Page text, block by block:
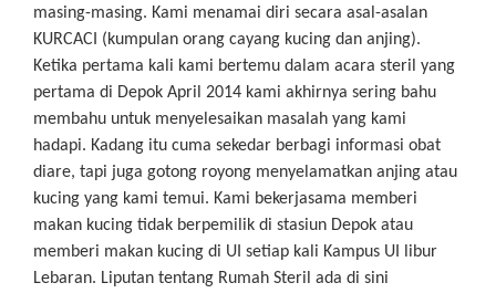
masing-masing. Kami menamai diri secara asal-asalan
KURCACI (kumpulan orang cayang kucing dan anjing).
Ketika pertama kali kami bertemu dalam acara steril yang
pertama di Depok April 2014 kami akhirnya sering bahu
membahu untuk menyelesaikan masalah yang kami
hadapi. Kadang itu cuma sekedar berbagi informasi obat
diare, tapi juga gotong royong menyelamatkan anjing atau
kucing yang kami temui. Kami bekerjasama memberi
makan kucing tidak berpemilik di stasiun Depok atau
memberi makan kucing di UI setiap kali Kampus UI libur
Lebaran. Liputan tentang Rumah Steril ada di sini